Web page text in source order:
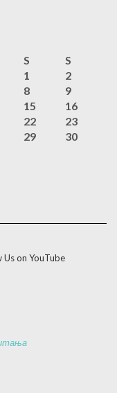
S S
1
2
8
9
15
16
22
23
29
30